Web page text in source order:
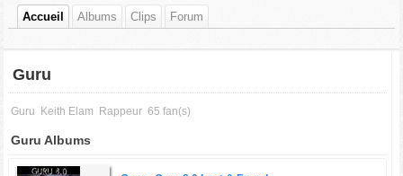
Accueil Albums Clips Forum
Guru
Guru Keith Elam Rappeur 65 fan(s)
Guru Albums